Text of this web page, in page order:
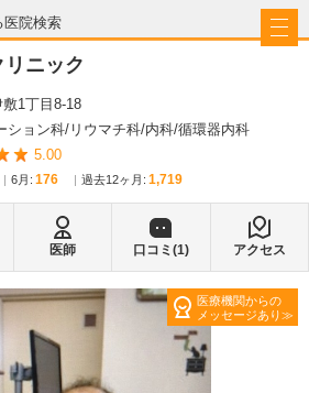
医院検索
ニック
1丁目8-18
ション科 リウマチ科 内科 循環器内科
5.00
6月 : 176 過去12ヶ月: 1,719
医師 口コミ(1) アクセス
医療機関からの
メッセージあり